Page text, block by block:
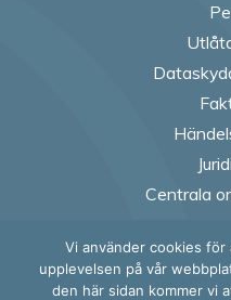
Centrala
Vi använder cookies
upplevelsen på vår
den här sidan kommer vi